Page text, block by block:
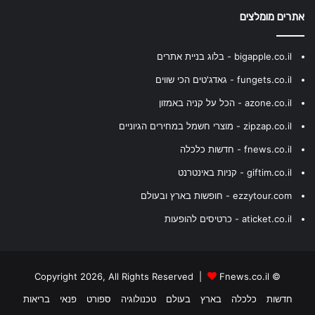
אתרים מומלצים
bigapple.co.il - בלוג בניית אתרים
fungets.co.il - גאדג'טים הכי שווים
azone.co.il - הכל על קניה באמזון
zipzap.co.il - מוצרי חשמל במחירים הגיוניים
fnews.co.il - חדשות כלכלה
giftim.co.il - קניות באינטרנט
ezzytour.com - חופשות בארץ ובעולם
aticket.co.il - כרטיסים להופעות
© Copyright 2026, All Rights Reserved |
Fnews.co.il
חדשות
כלכלה בארץ בעולם טכנולוגיה ספורט פנאי בריאות